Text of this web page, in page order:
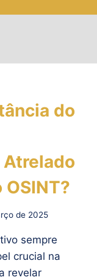
do
OSINT?
de 2025
sempre
crucial na
revelar